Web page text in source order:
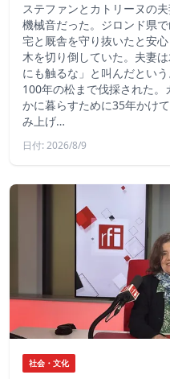
ステファンとカトリーヌの
機械音だった。ジロンド県
宅と厩舎を守り抜いたと安
木を切り倒していた。夫妻
にも触るな」と叫んだとい
100年の松まで伐採された
かに暮らすために35年かけ
み上げ…
日付: 2026/8/9
社会・文化